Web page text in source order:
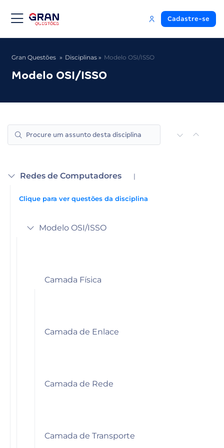
Cadastre-se
Gran Questões Disciplinas Modelo OSI/ISSO
Modelo OSI/ISSO
Redes de Computadores |
Clique para ver questões da disciplina
Modelo OSI/ISSO
Camada Física
Camada de Enlace
Camada de Rede
Camada de Transporte